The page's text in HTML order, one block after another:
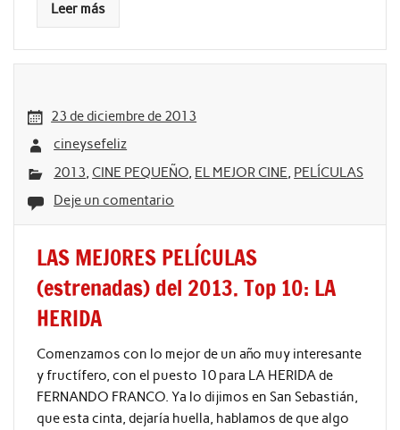
Leer más
23 de diciembre de 2013
cineysefeliz
2013 CINE PEQUEÑO EL MEJOR CINE PELÍCULAS
Deje un comentario
LAS MEJORES PELÍCULAS
(estrenadas) del 2013. Top 10: LA
HERIDA
Comenzamos con lo mejor de un año muy interesante
y fructífero, con el puesto 10 para LA HERIDA de
FERNANDO FRANCO. Ya lo dijimos en San Sebastián,
que esta cinta, dejaría huella, hablamos de que algo